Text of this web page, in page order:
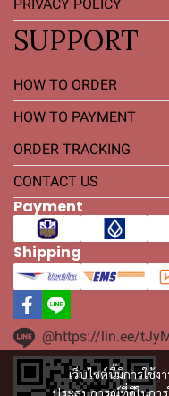
เว็บไซต์นี้มีการใช้
ประสบการณ์ที่ดีในการ
PRIVACY POLICY
SUPPORT
HOW TO ORDER
HOW TO PAYMENT
ORDER TRACKING
CONTACT US
Payment
Shipping
@https://lin.ee/